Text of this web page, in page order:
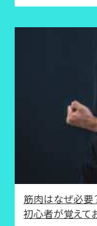
筋肉はなぜ必要
初心者が覚えて